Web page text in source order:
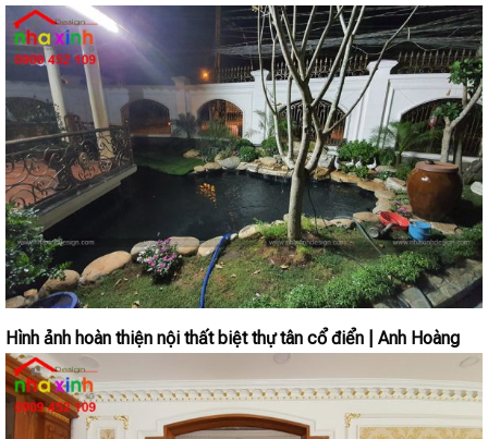
Hình ảnh hoàn thiện nội thất biệt thự tân cổ điển | Anh Hoàng